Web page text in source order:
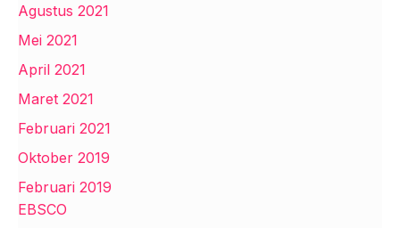
Agustus 2021
Mei 2021
April 2021
Maret 2021
Februari 2021
Oktober 2019
Februari 2019
EBSCO